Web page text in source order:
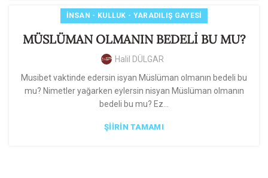
İNSAN - KULLUK - YARADILIŞ GAYESI
MÜSLÜMAN OLMANIN BEDELİ BU MU?
Halil DÜLGAR
Musibet vaktinde edersin isyan Müslüman olmanın bedeli bu
mu? Nimetler yağarken eylersin nisyan Müslüman olmanın
bedeli bu mu? Ez...
ŞIIRIN TAMAMI